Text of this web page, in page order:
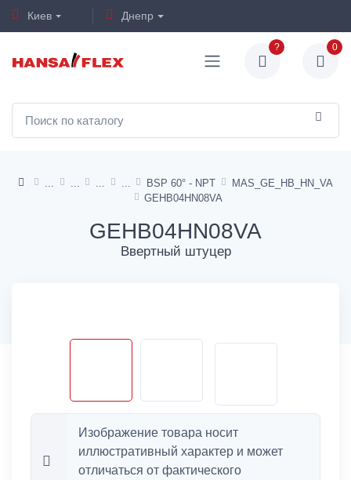
Киев Днепр
? 0
BSP 60° - NPT
MAS_GE_HB_HN_VA
GEHB04HN08VA
GEHB04HN08VA
Ввертный штуцер
Изображение товара носит
иллюстративный характер и может
отличаться от фактического